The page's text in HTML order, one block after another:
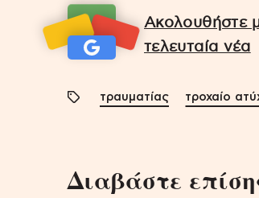
Ακολουθήστε
τελευταία νέα
τραυματίας τροχαίο
Διαβάστε